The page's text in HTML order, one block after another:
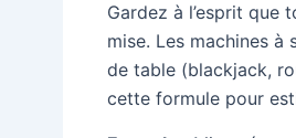
Gardez à l’esprit que
mise. Les machines à
de table (blackjack,
cette formule pour